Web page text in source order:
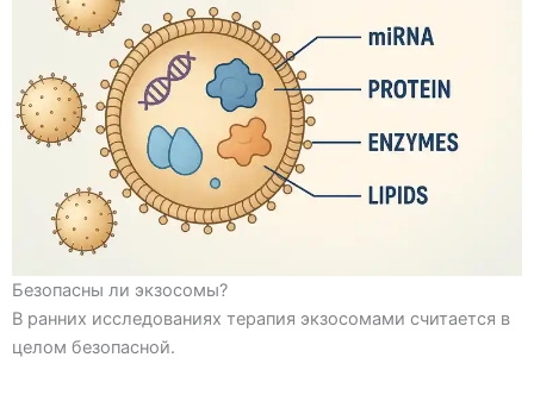
Безопасны ли экзосомы?
В ранних исследованиях терапия экзосомами считается в
целом безопасной.